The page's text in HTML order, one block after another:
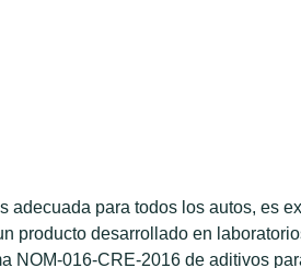
adecuada para todos los autos, es
producto desarrollado en
NOM-016-CRE-2016 de aditivos